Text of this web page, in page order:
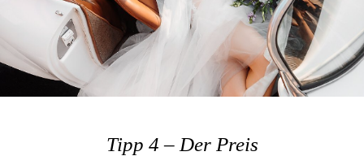
Tipp 4 – Der Preis